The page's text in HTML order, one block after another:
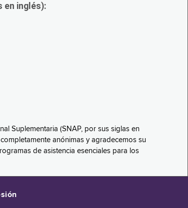
en inglés):
Suplementaria (SNAP, por sus siglas en
anónimas y agradecemos su
de asistencia esenciales para los